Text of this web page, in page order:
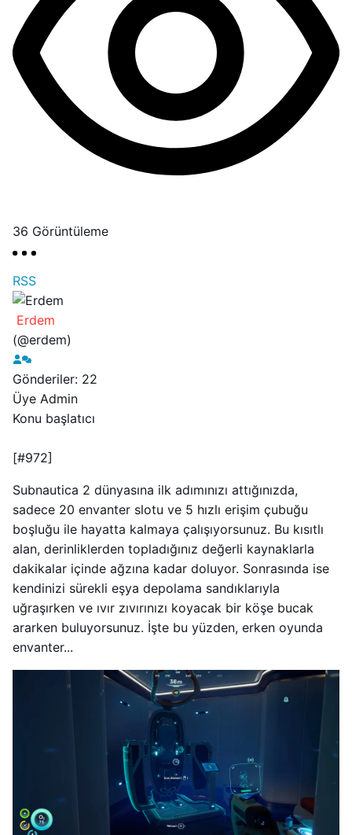
36 Görüntüleme
RSS
Erdem
(@erdem)
Gönderiler: 22
Üye Admin
Konu başlatıcı
[#972]
Subnautica 2 dünyasına ilk adımınızı attığınızda,
sadece 20 envanter slotu ve 5 hızlı erişim çubuğu
boşluğu ile hayatta kalmaya çalışıyorsunuz. Bu kısıtlı
alan, derinliklerden topladığınız değerli kaynaklarla
dakikalar içinde ağzına kadar doluyor. Sonrasında ise
kendinizi sürekli eşya depolama sandıklarıyla
uğraşırken ve ıvır zıvırınızı koyacak bir köşe bucak
ararken buluyorsunuz. İşte bu yüzden, erken oyunda
envanter...